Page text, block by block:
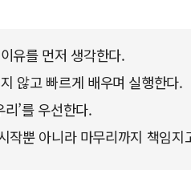
유를 먼저 생각한다.
않고 빠르게 배우며 실행한다.
리’를 우선한다.
작뿐 아니라 마무리까지 책임